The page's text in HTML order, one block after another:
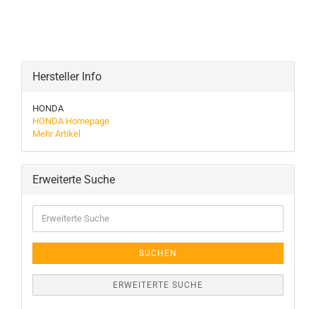
Hersteller Info
HONDA
HONDA Homepage
Mehr Artikel
Erweiterte Suche
Suche
SUCHEN
ERWEITERTE SUCHE